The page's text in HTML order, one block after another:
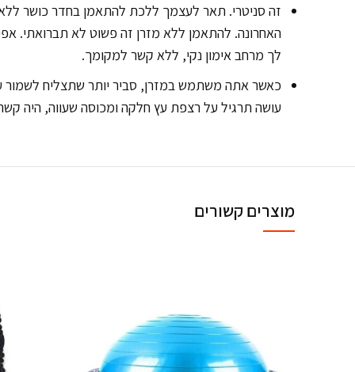
זה סניטרי. תאר לעצמך ללכת להתאמן בחדר כושר ללא
האחרונה. להתאמן ללא מזרן זה פשוט לא תברואתי.
לך מרחב אימון נקי, ללא קשר למקומך.
כאשר אתה משתמש במזרן, סביר יותר שתצליח לשמור
עושה תרגיל על רצפת עץ חלקה ומכוסה שעווה, היה
מוצרים קשורים